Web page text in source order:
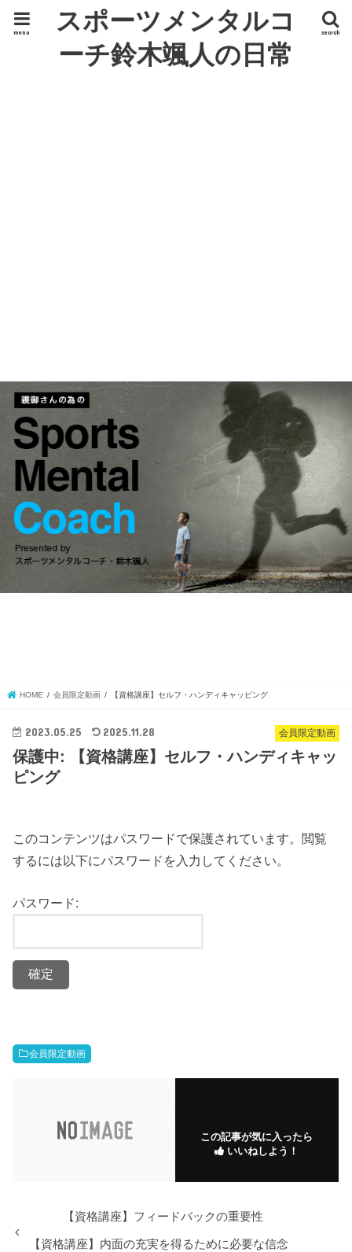
スポーツメンタルコ
ーチ鈴木颯人の日常
search
menu
HOME 会員限定動画 【資格講座】セルフ・ハンディキャッピング
会員限定動画
2023.05.25 2025.11.28
保護中: 【資格講座】セルフ・ハンディキャッ
ピング
このコンテンツはパスワードで保護されています。閲覧
するには以下にパスワードを入力してください。
パスワード:
会員限定動画
この記事が気に入ったら
いいねしよう！
【資格講座】フィードバックの重要性
【資格講座】内面の充実を得るために必要な信念